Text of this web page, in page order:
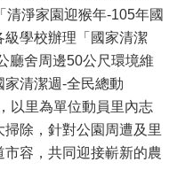
清淨家園迎猴年-105年國
學校辦理「國家清潔
廳舍周邊50公尺環境維
清潔週-全民總動
以里為單位動員里內志
除，針對公園周遭及里
容，共同迎接嶄新的農